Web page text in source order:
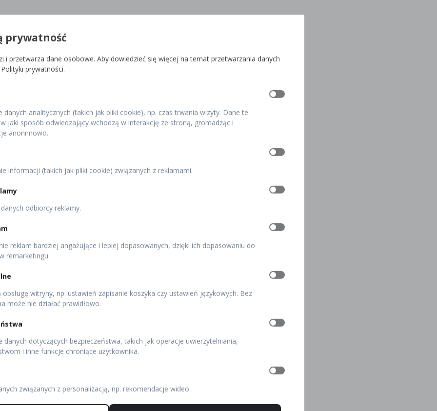
z ryb i mięsa: wieprzowego, drobiowego, wołowego i
Baranem?
śledzia i węgorza. Wybraliśmy te gatunki, ponieważ
A ponadto nie są zanieczyszczone toksynami, metalami
kupujemy ryby. Na przykład pstrąga sprowadzamy z
podgatunek tęczowy i potokowy mają komfortowe
już od wielu, wielu lat.
prywatność
i przetwarza dane osobowe. Aby dowiedzieć się więcej na temat przetwarzania danych
prywatności.
danych analitycznych (takich jak pliki cookie), np. czas trwania wizyty. Dane te
jaki sposób odwiedzający wchodzą w interakcję ze stroną, gromadząc i
anonimowo.
informacji (takich jak pliki cookie) związanych z reklamami.
odbiorcy reklamy.
reklam bardziej angażujące i lepiej dopasowanych, dzięki ich dopasowaniu do
remarketingu.
witryny, np. ustawień zapisanie koszyka czy ustawień językowych. Bez
może nie działać prawidłowo.
danych dotyczących bezpieczeństwa, takich jak operacje uwierzytelniania,
i inne funkcje chroniące użytkownika.
związanych z personalizacją, np. rekomendacje wideo.